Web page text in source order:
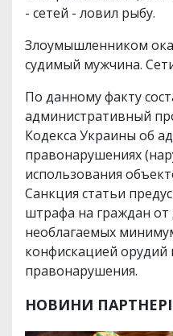
- сетей - ловил рыбу.
Злоумышленником
судимый мужчина.
По данному факту
административный
Кодекса Украины об
правонарушениях
использования
Санкция статьи
штрафа на граждан
необлагаемых
конфискацией орудий
правонарушения.